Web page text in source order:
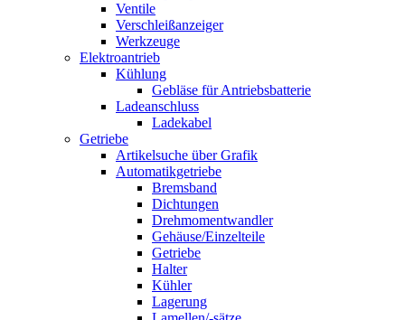
Ventile
Verschleißanzeiger
Werkzeuge
Elektroantrieb
Kühlung
Gebläse für Antriebsbatterie
Ladeanschluss
Ladekabel
Getriebe
Artikelsuche über Grafik
Automatikgetriebe
Bremsband
Dichtungen
Drehmomentwandler
Gehäuse/Einzelteile
Getriebe
Halter
Kühler
Lagerung